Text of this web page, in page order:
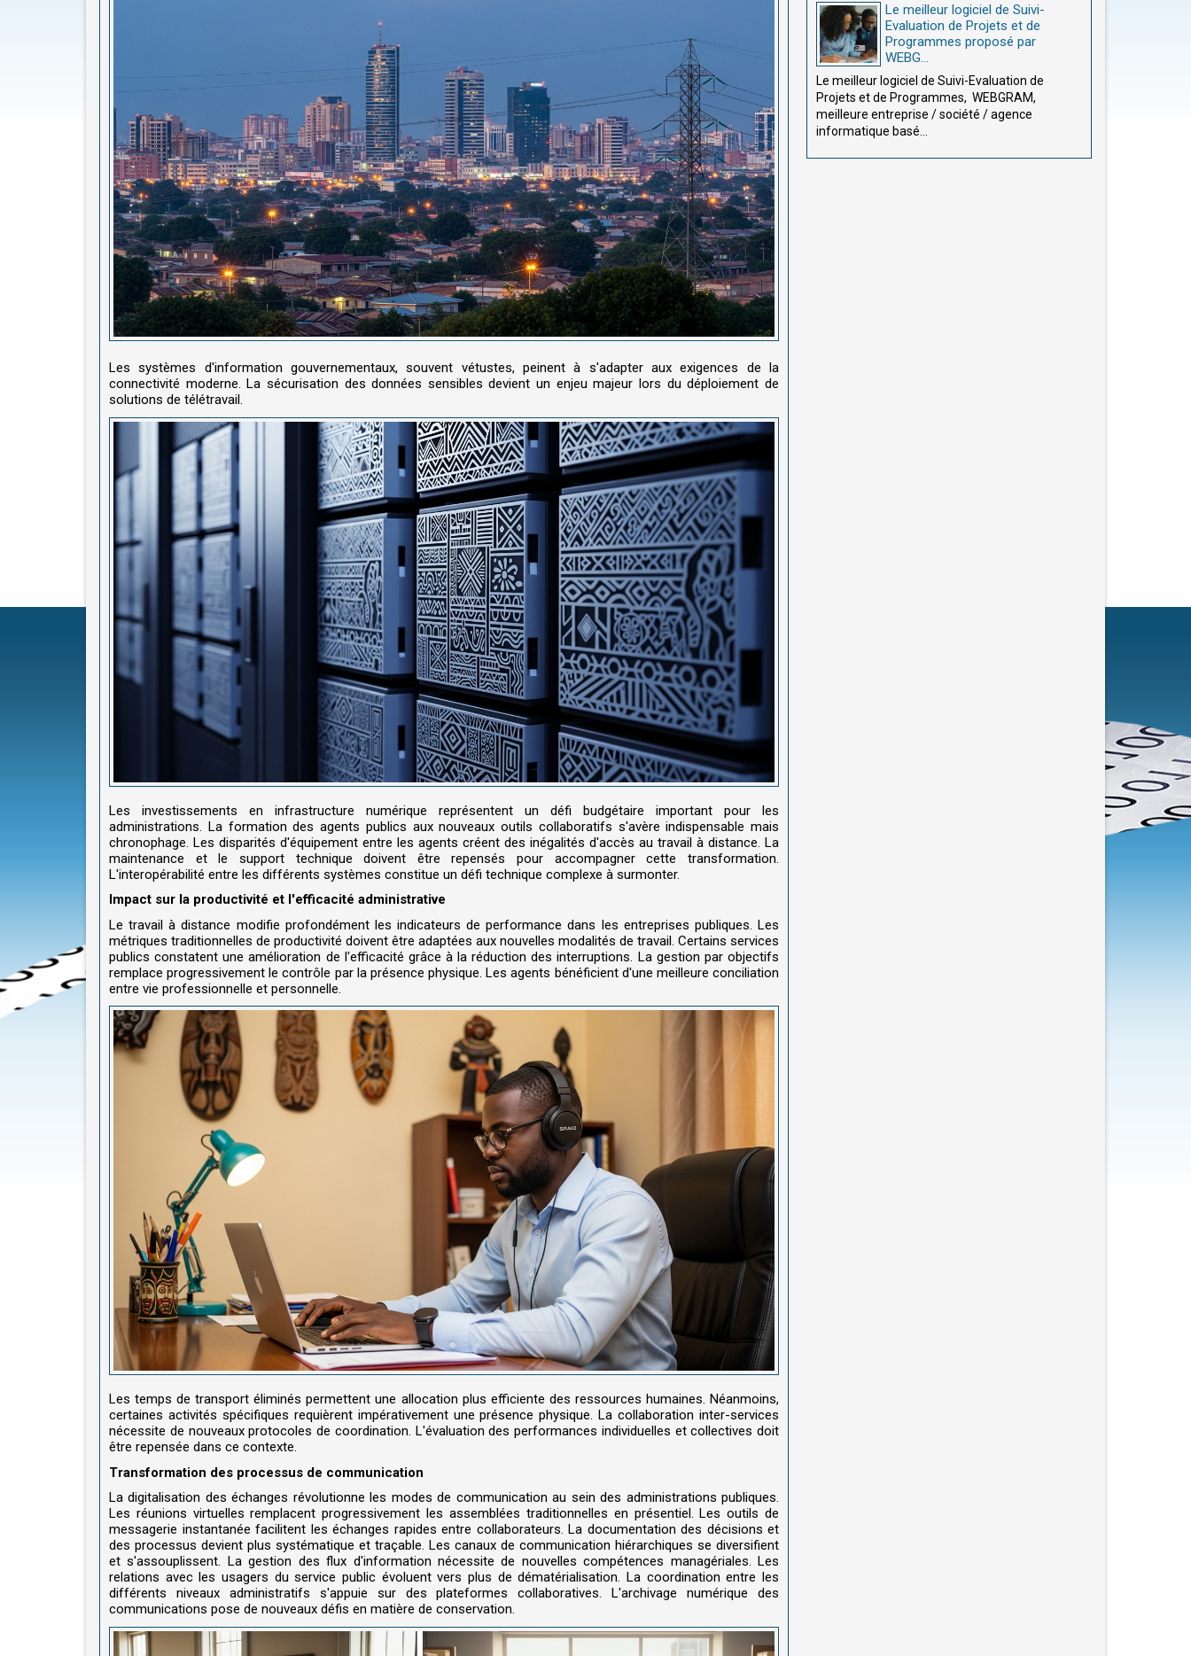
Les systèmes d'information gouvernementaux, souvent vétustes, peinent à s'adapter aux exigences de la
connectivité moderne. La sécurisation des données sensibles devient un enjeu majeur lors du déploiement de
solutions de télétravail.
Les investissements en infrastructure numérique représentent un défi budgétaire important pour les
administrations. La formation des agents publics aux nouveaux outils collaboratifs s'avère indispensable mais
chronophage. Les disparités d'équipement entre les agents créent des inégalités d'accès au travail à distance. La
maintenance et le support technique doivent être repensés pour accompagner cette transformation.
L'interopérabilité entre les différents systèmes constitue un défi technique complexe à surmonter.
Impact sur la productivité et l'efficacité administrative
Le travail à distance modifie profondément les indicateurs de performance dans les entreprises publiques. Les
métriques traditionnelles de productivité doivent être adaptées aux nouvelles modalités de travail. Certains services
publics constatent une amélioration de l'efficacité grâce à la réduction des interruptions. La gestion par objectifs
remplace progressivement le contrôle par la présence physique. Les agents bénéficient d'une meilleure conciliation
entre vie professionnelle et personnelle.
Les temps de transport éliminés permettent une allocation plus efficiente des ressources humaines. Néanmoins,
certaines activités spécifiques requièrent impérativement une présence physique. La collaboration inter-services
nécessite de nouveaux protocoles de coordination. L'évaluation des performances individuelles et collectives doit
être repensée dans ce contexte.
Transformation des processus de communication
La digitalisation des échanges révolutionne les modes de communication au sein des administrations publiques.
Les réunions virtuelles remplacent progressivement les assemblées traditionnelles en présentiel. Les outils de
messagerie instantanée facilitent les échanges rapides entre collaborateurs. La documentation des décisions et
des processus devient plus systématique et traçable. Les canaux de communication hiérarchiques se diversifient
et s'assouplissent. La gestion des flux d'information nécessite de nouvelles compétences managériales. Les
relations avec les usagers du service public évoluent vers plus de dématérialisation. La coordination entre les
différents niveaux administratifs s'appuie sur des plateformes collaboratives. L'archivage numérique des
communications pose de nouveaux défis en matière de conservation.
Le meilleur logiciel de Suivi-
Evaluation de Projets et de
Programmes proposé par
WEBG...
Le meilleur logiciel de Suivi-Evaluation de
Projets et de Programmes, WEBGRAM,
meilleure entreprise / société / agence
informatique basé...